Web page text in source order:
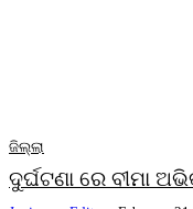
ଜିଲ୍ଲା
ଦୁର୍ଘଟଣା ରେ ବୀମା